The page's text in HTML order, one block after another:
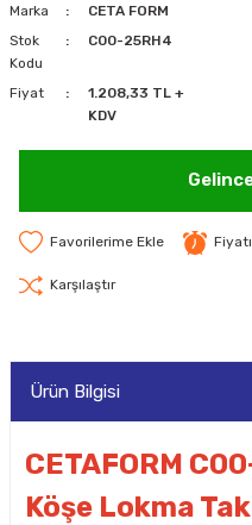
Marka
CETA FORM
Stok
Kodu
C00-25RH4
Fiyat
1.208,33 TL +
KDV
Karşılaştır
Ürün Bilgisi
CETAFORM
Köşe Lokma